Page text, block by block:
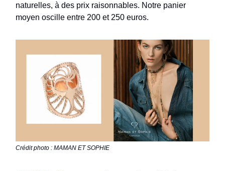
naturelles, à des prix raisonnables. Notre panier
moyen oscille entre 200 et 250 euros.
Crédit photo : MAMAN ET SOPHIE